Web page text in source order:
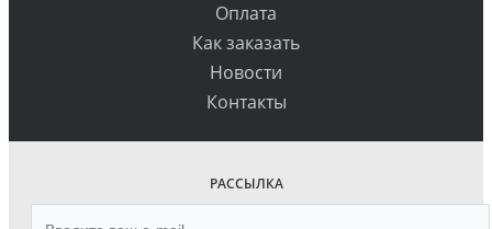
Оплата
Как заказать
Новости
Контакты
РАССЫЛКА